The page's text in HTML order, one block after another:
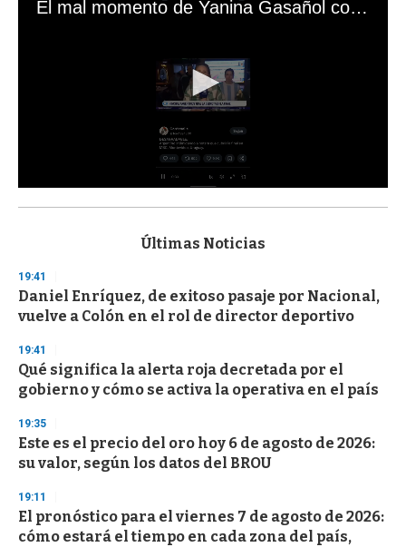
El mal momento de Yanina Gasañol con un hincha argentino en "Subrayado"
s
d
s
o
f
3
s
e
c
n
d
Últimas Noticias
19:41
Daniel Enríquez, de exitoso pasaje por Nacional,
vuelve a Colón en el rol de director deportivo
19:41
Qué significa la alerta roja decretada por el
gobierno y cómo se activa la operativa en el país
19:35
Este es el precio del oro hoy 6 de agosto de 2026:
su valor, según los datos del BROU
19:11
El pronóstico para el viernes 7 de agosto de 2026:
cómo estará el tiempo en cada zona del país,